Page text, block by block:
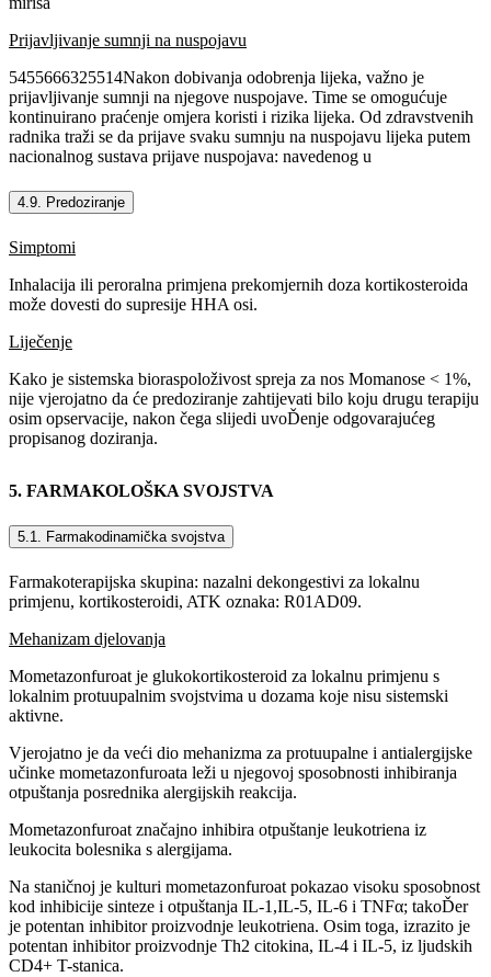
Prijavljivanje sumnji na nuspojavu
5455666325514Nakon dobivanja odobrenja lijeka, važno je
prijavljivanje sumnji na njegove nuspojave. Time se omogućuje
kontinuirano praćenje omjera koristi i rizika lijeka. Od zdravstvenih
radnika traži se da prijave svaku sumnju na nuspojavu lijeka putem
nacionalnog sustava prijave nuspojava: navedenog u
4.9. Predoziranje
Simptomi
Inhalacija ili peroralna primjena prekomjernih doza kortikosteroida
može dovesti do supresije HHA osi.
Liječenje
Kako je sistemska bioraspoloživost spreja za nos Momanose < 1%,
nije vjerojatno da će predoziranje zahtijevati bilo koju drugu terapiju
osim opservacije, nakon čega slijedi uvoĎenje odgovarajućeg
propisanog doziranja.
5. FARMAKOLOŠKA SVOJSTVA
5.1. Farmakodinamička svojstva
Farmakoterapijska skupina: nazalni dekongestivi za lokalnu
primjenu, kortikosteroidi, ATK oznaka: R01AD09.
Mehanizam djelovanja
Mometazonfuroat je glukokortikosteroid za lokalnu primjenu s
lokalnim protuupalnim svojstvima u dozama koje nisu sistemski
aktivne.
Vjerojatno je da veći dio mehanizma za protuupalne i antialergijske
učinke mometazonfuroata leži u njegovoj sposobnosti inhibiranja
otpuštanja posrednika alergijskih reakcija.
Mometazonfuroat značajno inhibira otpuštanje leukotriena iz
leukocita bolesnika s alergijama.
Na staničnoj je kulturi mometazonfuroat pokazao visoku sposobnost
kod inhibicije sinteze i otpuštanja IL-1,IL-5, IL-6 i TNFα; takoĎer
je potentan inhibitor proizvodnje leukotriena. Osim toga, izrazito je
potentan inhibitor proizvodnje Th2 citokina, IL-4 i IL-5, iz ljudskih
CD4+ T-stanica.